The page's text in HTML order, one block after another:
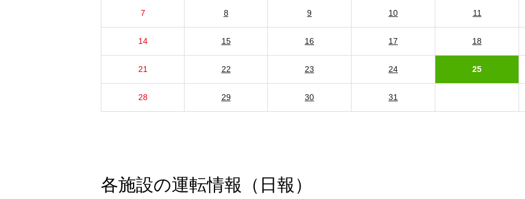
7 8 9 10 11
14 15 16 17 18
21 22 23 24 25
28 29 30 31
各施設の運転情報（日報）